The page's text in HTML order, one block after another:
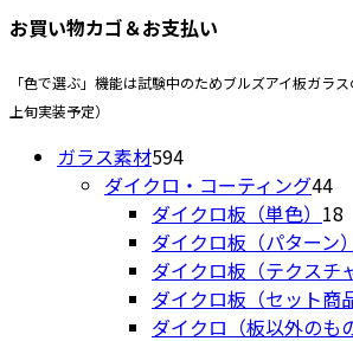
お買い物カゴ＆お支払い
「色で選ぶ」機能は試験中のためブルズアイ板ガラ
上旬実装予定）
ガラス素材594594
個
の
商
品
ダイクロ・コーティング4444
個
の
商
品
ダイクロ板（単色） 18
ダイクロ板（パターン）
ダイクロ板（テクスチ
ダイクロ板（セット商
ダイクロ（板以外のも